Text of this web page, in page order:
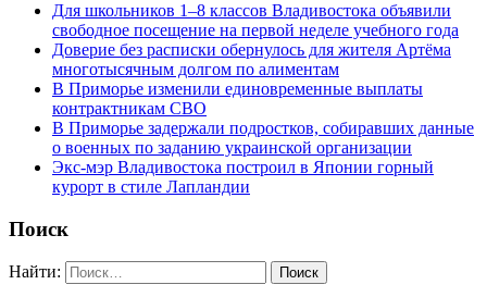
Для школьников 1–8 классов Владивостока объявили
свободное посещение на первой неделе учебного года
Доверие без расписки обернулось для жителя Артёма
многотысячным долгом по алиментам
В Приморье изменили единовременные выплаты
контрактникам СВО
В Приморье задержали подростков, собиравших данные
о военных по заданию украинской организации
Экс-мэр Владивостока построил в Японии горный
курорт в стиле Лапландии
Поиск
Найти: